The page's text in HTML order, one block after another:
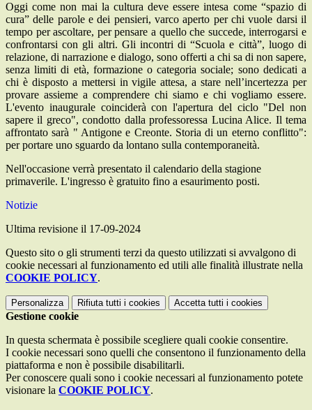
Oggi come non mai la cultura deve essere intesa come “spazio di
cura” delle parole e dei pensieri, varco aperto per chi vuole darsi il
tempo per ascoltare, per pensare a quello che succede, interrogarsi e
confrontarsi con gli altri. Gli incontri di “Scuola e città”, luogo di
relazione, di narrazione e dialogo, sono offerti a chi sa di non sapere,
senza limiti di età, formazione o categoria sociale; sono dedicati a
chi è disposto a mettersi in vigile attesa, a stare nell’incertezza per
provare assieme a comprendere chi siamo e chi vogliamo essere.
L'evento inaugurale coinciderà con l'apertura del ciclo "Del non
sapere il greco", condotto dalla professoressa Lucina Alice. Il tema
affrontato sarà " Antigone e Creonte. Storia di un eterno conflitto":
per portare uno sguardo da lontano sulla contemporaneità.
Nell'occasione verrà presentato il calendario della stagione
primaverile. L'ingresso è gratuito fino a esaurimento posti.
Notizie
Ultima revisione il 17-09-2024
Questo sito o gli strumenti terzi da questo utilizzati si avvalgono di
cookie necessari al funzionamento ed utili alle finalità illustrate nella
COOKIE POLICY.
Personalizza Rifiuta tutti i cookies Accetta tutti i cookies
Gestione cookie
In questa schermata è possibile scegliere quali cookie consentire.
I cookie necessari sono quelli che consentono il funzionamento della
piattaforma e non è possibile disabilitarli.
Per conoscere quali sono i cookie necessari al funzionamento potete
visionare la COOKIE POLICY.